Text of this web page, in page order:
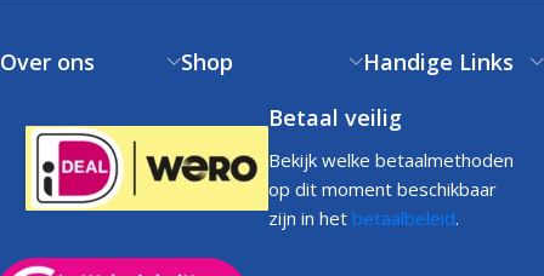
Over ons Shop
Handige Links
Betaal veilig
Bekijk welke betaalmethoden
op dit moment beschikbaar
zijn in het betaalbeleid.